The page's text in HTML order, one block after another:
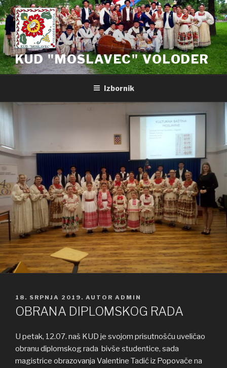
Preskoči
na
sadržaj
KUD "MOSLAVEC" VOLODER
Izbornik
OBJAVLJENO
18. SRPNJA 2019. AUTOR ADMIN
OBRANA DIPLOMSKOG RADA
U petak, 12.07. naš KUD je svojom prisutnošću uveličao
obranu diplomskog rada bivše studentice, sada
magistrice obrazovanja Valentine Tadić iz Popovače na